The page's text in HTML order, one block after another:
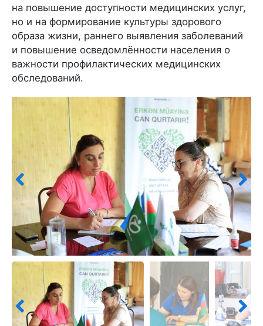
на повышение доступности медицинских услуг,
но и на формирование культуры здорового
образа жизни, раннего выявления заболеваний
и повышение осведомлённости населения о
важности профилактических медицинских
обследований.